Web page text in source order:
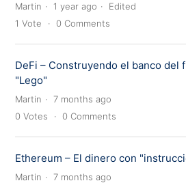
Martin 1 year ago
Edited
1 Vote 0 Comments
DeFi – Construyendo el banco del
"Lego"
Martin
7 months ago
0 Votes 0 Comments
Ethereum – El dinero con
Martin
7 months ago